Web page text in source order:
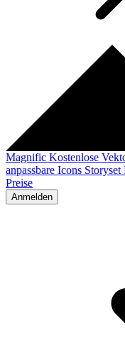
Magnific Kostenlose
anpassbare Icons Storyset
Preise
Anmelden